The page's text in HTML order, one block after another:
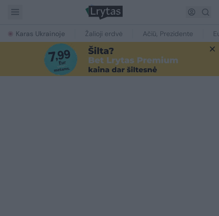
Karas Ukrainoje Žalioji erdvė Ačiū, Prezidente